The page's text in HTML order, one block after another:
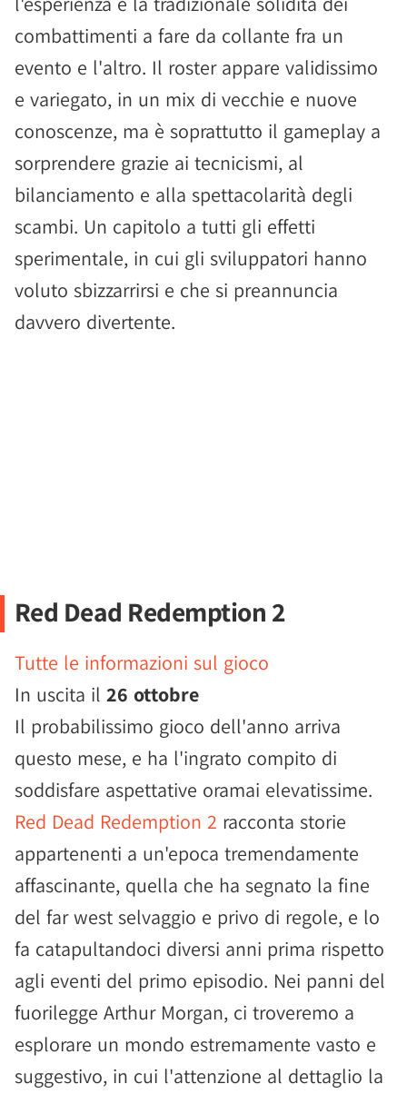
combattimenti a fare da collante fra un
evento e l'altro. Il roster appare validissimo
e variegato, in un mix di vecchie e nuove
conoscenze, ma è soprattutto il gameplay a
sorprendere grazie ai tecnicismi, al
bilanciamento e alla spettacolarità degli
scambi. Un capitolo a tutti gli effetti
sperimentale, in cui gli sviluppatori hanno
voluto sbizzarrirsi e che si preannuncia
davvero divertente.
Red Dead Redemption 2
Tutte le informazioni sul gioco
In uscita il 26 ottobre
Il probabilissimo gioco dell'anno arriva
questo mese, e ha l'ingrato compito di
soddisfare aspettative oramai elevatissime.
Red Dead Redemption 2 racconta storie
appartenenti a un'epoca tremendamente
affascinante, quella che ha segnato la fine
del far west selvaggio e privo di regole, e lo
fa catapultandoci diversi anni prima rispetto
agli eventi del primo episodio. Nei panni del
fuorilegge Arthur Morgan, ci troveremo a
esplorare un mondo estremamente vasto e
suggestivo, in cui l'attenzione al dettaglio la